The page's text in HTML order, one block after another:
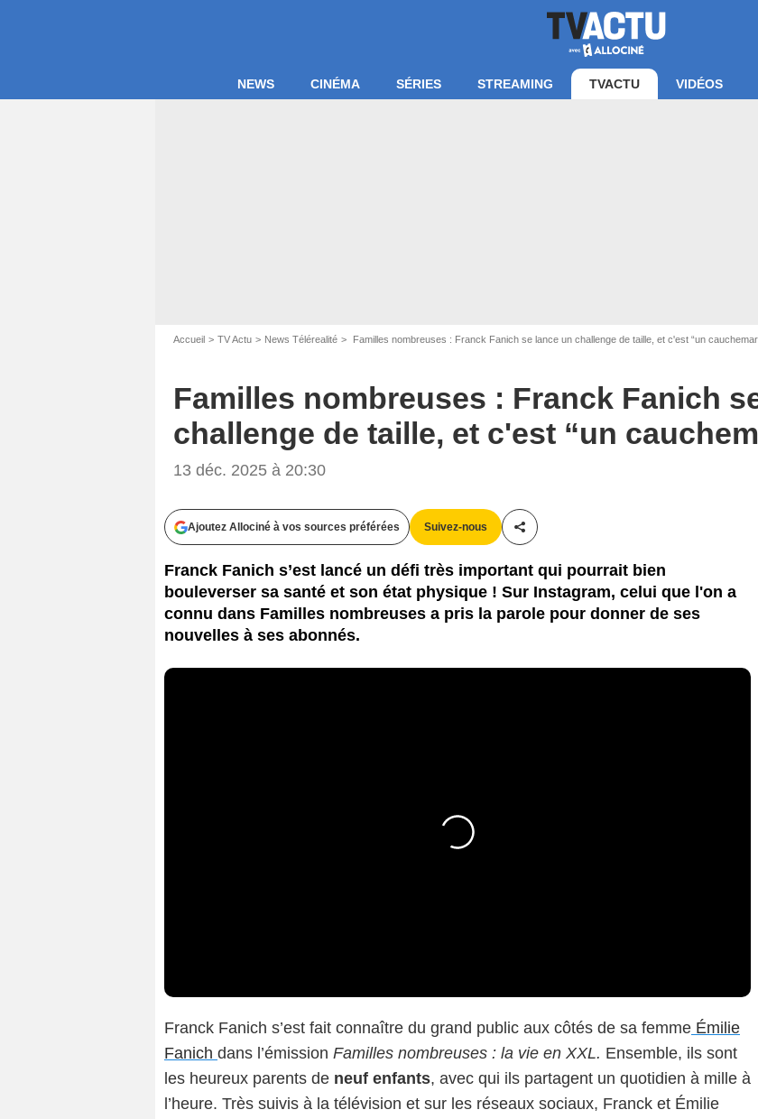
NEWS CINÉMA SÉRIES STREAMING TVACTU VIDÉOS
Accueil TV Actu News Télérealité Familles nombreuses : Franck Fanich se lance un challenge de taille, et c'est “un
Familles nombreuses : Franck Fanich
challenge de taille, et c'est “un
13 déc. 2025 à 20:30
Ajoutez Allociné à vos sources préférées Suivez-nous
Partager cet article
Franck Fanich s’est lancé un défi très important qui pourrait bien
bouleverser sa santé et son état physique ! Sur Instagram, celui que l'on a
connu dans Familles nombreuses a pris la parole pour donner de ses
nouvelles à ses abonnés.
Franck Fanich s’est fait connaître du grand public aux côtés de sa femme Émilie
Fanich dans l’émission Familles nombreuses : la vie en XXL. Ensemble, ils sont
les heureux parents de neuf enfants, avec qui ils partagent un quotidien à mille à
l’heure. Très suivis à la télévision et sur les réseaux sociaux, Franck et Émilie